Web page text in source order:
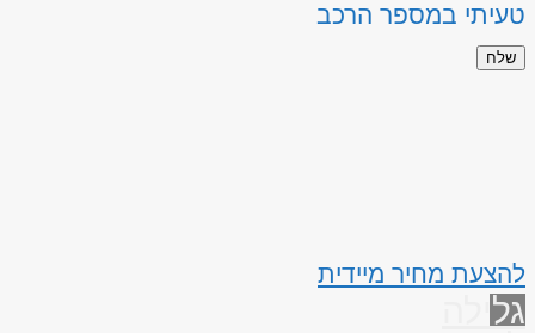
טעיתי במספר הרכב
שלח
להצעת מחיר מיידית
גלילה